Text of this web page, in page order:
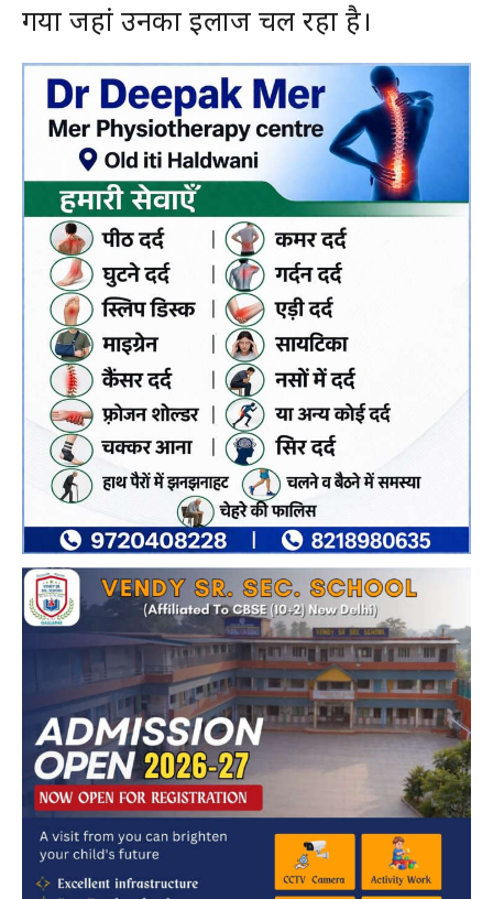
गया जहां उनका इलाज चल रहा है।